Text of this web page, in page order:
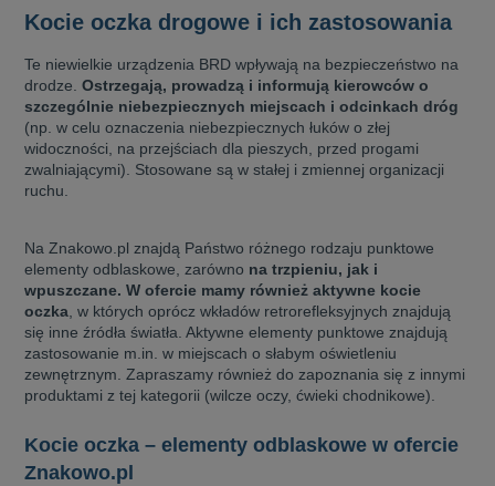
Kocie oczka drogowe i ich zastosowania
Te niewielkie urządzenia BRD wpływają na bezpieczeństwo na
drodze.Ostrzegają, prowadzą i informują kierowców o
szczególnie niebezpiecznych miejscach i odcinkach dróg
(np. w celu oznaczenia niebezpiecznych łuków o złej
widoczności, na przejściach dla pieszych, przed progami
zwalniającymi). Stosowane są w stałej i zmiennej organizacji
ruchu.
Na Znakowo.pl znajdą Państwo różnego rodzaju punktowe
elementy odblaskowe, zarówno na trzpieniu, jak i
wpuszczane. W ofercie mamy również aktywne kocie
oczka , w których oprócz wkładów retrorefleksyjnych znajdują
się inne źródła światła. Aktywne elementy punktowe znajdują
zastosowanie m.in. w miejscach o słabym oświetleniu
zewnętrznym. Zapraszamy również do zapoznania się z innymi
produktami z tej kategorii (wilcze oczy, ćwieki chodnikowe).
Kocie oczka – elementy odblaskowe w ofercie
Znakowo.pl